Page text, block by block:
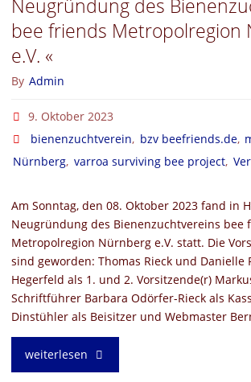
Neugründung des
bee friends Metropolregion
e.V. «
By Admin
9. Oktober 2023
bienenzuchtverein, bzv beefriends.de,
Nürnberg, varroa surviving bee project,
Am Sonntag, den 08. Oktober 2023 fand in
Neugründung des Bienenzuchtvereins bee
Metropolregion Nürnberg e.V. statt. Die
sind geworden: Thomas Rieck und Danielle
Hegerfeld als 1. und 2. Vorsitzende(r)
Schriftführer Barbara Odörfer-Rieck als
Dinstühler als Beisitzer und Webmaster
weiterlesen"Neugründung